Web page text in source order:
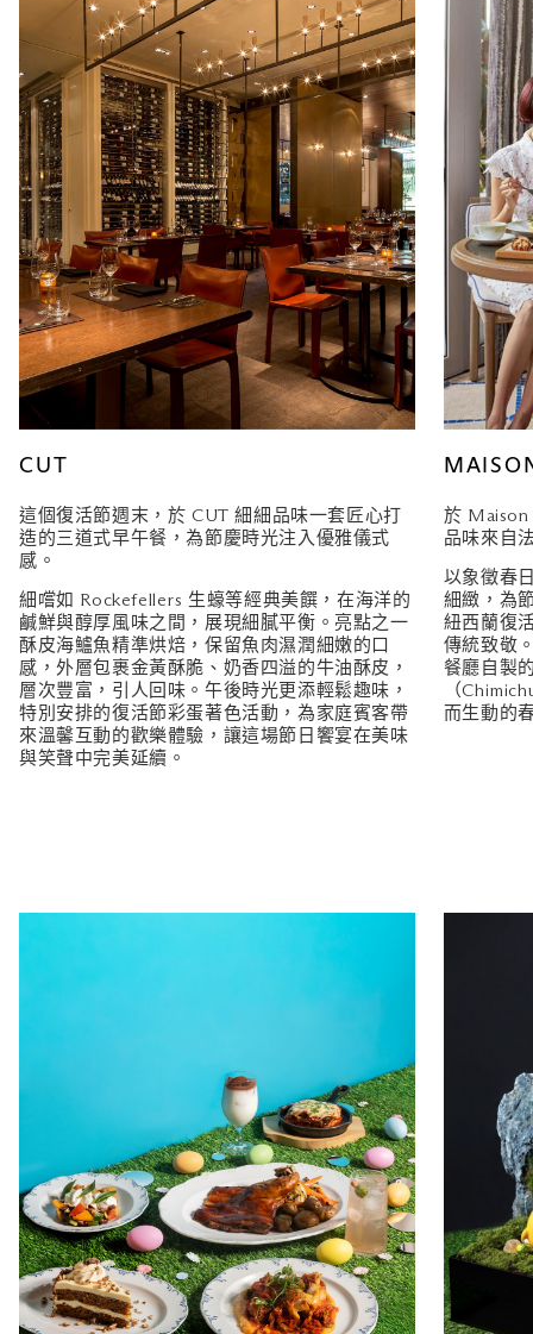
CUT
這個復活節週末，於 CUT 細細品味一套匠心打
造的三道式早午餐，為節慶時光注入優雅儀式
感。
細嚐如 Rockefellers 生蠔等經典美饌，在海洋的
鹹鮮與醇厚風味之間，展現細膩平衡。亮點之一
酥皮海鱸魚精準烘焙，保留魚肉濕潤細嫩的口
感，外層包裹金黃酥脆、奶香四溢的牛油酥皮，
層次豐富，引人回味。午後時光更添輕鬆趣味，
特別安排的復活節彩蛋著色活動，為家庭賓客帶
來溫馨互動的歡樂體驗，讓這場節日饗宴在美味
與笑聲中完美延續。
於 Maison
品味來自
以象徵春
細緻，為
紐西蘭復
傳統致敬
餐廳自製
（
而生動的